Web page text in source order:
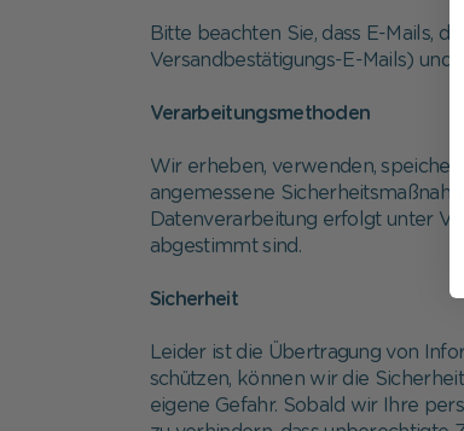
Bitte beachten Sie, dass E-Mails,
Versandbestätigungs-E-Mails)
Verarbeitungsmethoden
Wir erheben, verwenden,
angemessene
Datenverarbeitung erfolgt unter
abgestimmt sind.
Sicherheit
Leider ist die Übertragung von
schützen, können wir die
eigene Gefahr. Sobald wir Ihre